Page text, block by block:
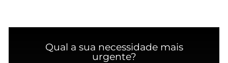
Qual a sua necessidade mais
urgente?